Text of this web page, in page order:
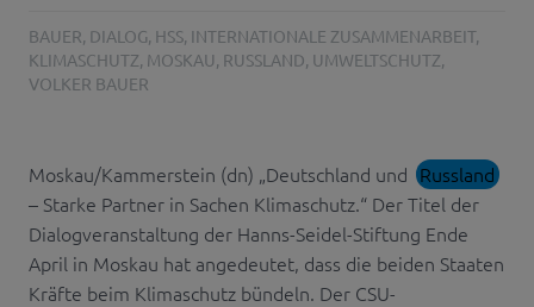
BAUER, DIALOG, HSS, INTERNATIONALE ZUSAMMENARBEIT,
KLIMASCHUTZ, MOSKAU, RUSSLAND, UMWELTSCHUTZ,
VOLKER BAUER
Moskau/Kammerstein (dn) „Deutschland und Russland
– Starke Partner in Sachen Klimaschutz.“ Der Titel der
Dialogveranstaltung der Hanns-Seidel-Stiftung Ende
April in Moskau hat angedeutet, dass die beiden Staaten
Kräfte beim Klimaschutz bündeln. Der CSU-